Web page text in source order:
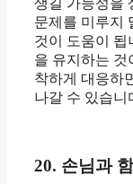
문제를 미루지
것이 도움이 됩
을 유지하는 것
착하게 대응하
나갈 수 있습니
20. 손님과